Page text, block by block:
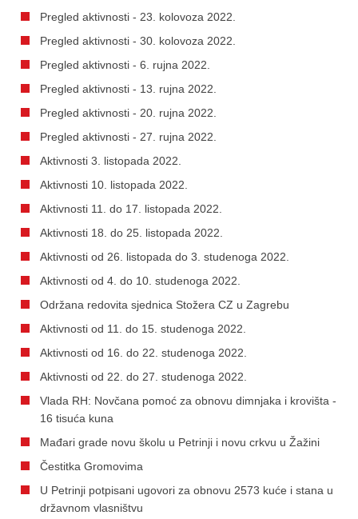
Pregled aktivnosti - 23. kolovoza 2022.
Pregled aktivnosti - 30. kolovoza 2022.
Pregled aktivnosti - 6. rujna 2022.
Pregled aktivnosti - 13. rujna 2022.
Pregled aktivnosti - 20. rujna 2022.
Pregled aktivnosti - 27. rujna 2022.
Aktivnosti 3. listopada 2022.
Aktivnosti 10. listopada 2022.
Aktivnosti 11. do 17. listopada 2022.
Aktivnosti 18. do 25. listopada 2022.
Aktivnosti od 26. listopada do 3. studenoga 2022.
Aktivnosti od 4. do 10. studenoga 2022.
Održana redovita sjednica Stožera CZ u Zagrebu
Aktivnosti od 11. do 15. studenoga 2022.
Aktivnosti od 16. do 22. studenoga 2022.
Aktivnosti od 22. do 27. studenoga 2022.
Vlada RH: Novčana pomoć za obnovu dimnjaka i krovišta -
16 tisuća kuna
Mađari grade novu školu u Petrinji i novu crkvu u Žažini
Čestitka Gromovima
U Petrinji potpisani ugovori za obnovu 2573 kuće i stana u
državnom vlasništvu